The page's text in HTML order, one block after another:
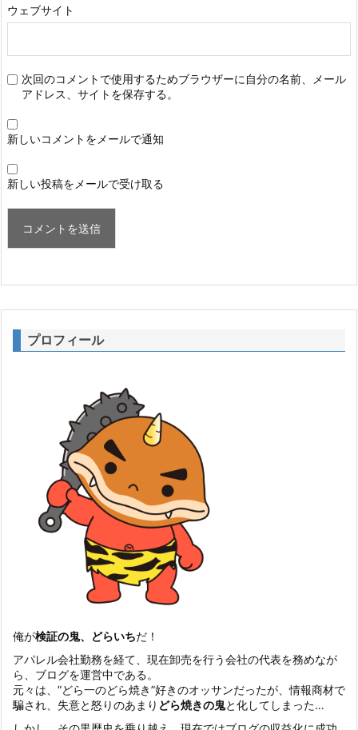
ウェブサイト
次回のコメントで使用するためブラウザーに自分の名前、メール
アドレス、サイトを保存する。
新しいコメントをメールで通知
新しい投稿をメールで受け取る
プロフィール
俺が検証の鬼、どらいちだ！
アパレル会社勤務を経て、現在卸売を行う会社の代表を務めなが
ら、ブログを運営中である。
元々は、”どら一のどら焼き”好きのオッサンだったが、情報商材で
騙され、失意と怒りのあまり どら焼きの鬼と化してしまった…